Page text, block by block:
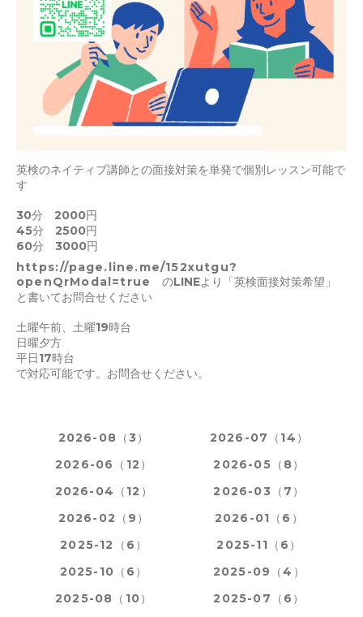
英検のネイティブ講師との面接対策を単発で個別レッスン可能で
す
30分 2000円
45分 2500円
60分 3000円
https://page.line.me/152xutgu?
openQrModal=true
のLINEより「英検面接対策希望」
と書いてお問合せください
土曜午前、土曜19時台
日曜夕方
平日17時台
で対応可能です。お問合せください。
2026-08（3）
2026-07（14）
2026-06（12）
2026-05（8）
2026-04（12）
2026-03（7）
2026-02（9）
2026-01（6）
2025-12（6）
2025-11（6）
2025-10（6）
2025-09（4）
2025-08（10）
2025-07（6）